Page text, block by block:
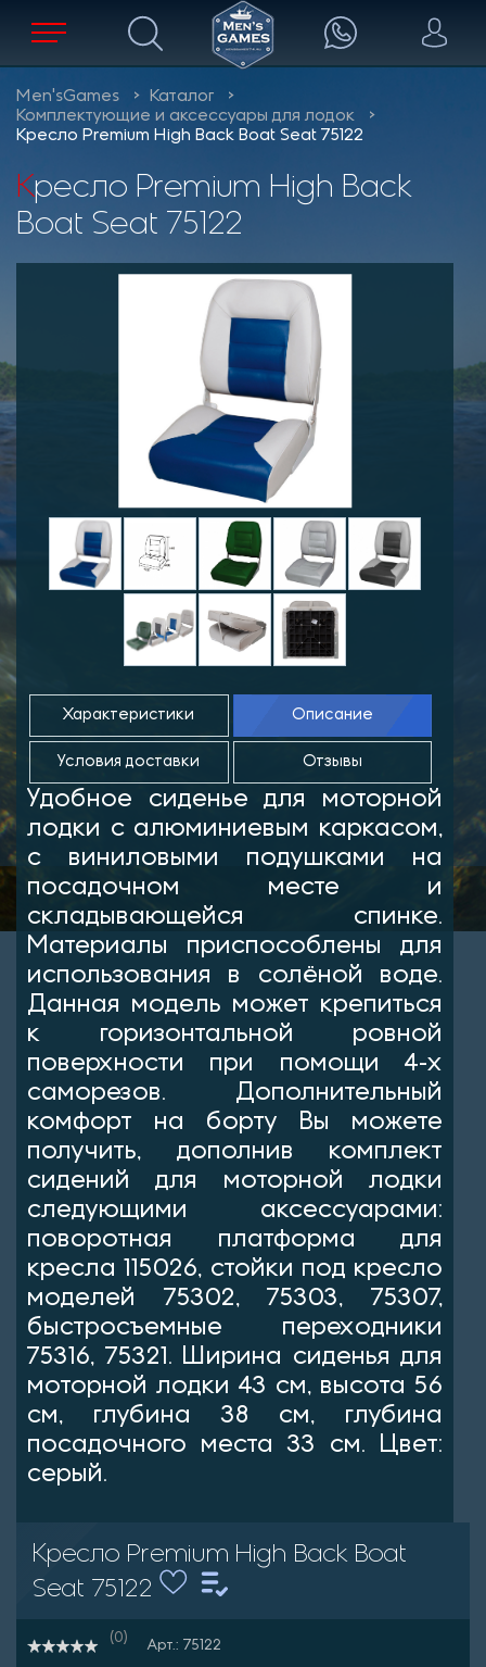
Men'sGames
Каталог
Комплектующие и аксессуары для лодок
Кресло Premium High Back Boat Seat 75122
Кресло Premium High Back
Boat Seat 75122
Характеристики Описание
Условия доставки Отзывы
Удобное сиденье для моторной
лодки с алюминиевым каркасом,
с виниловыми подушками на
посадочном месте и
складывающейся спинке.
Материалы приспособлены для
использования в солёной воде.
Данная модель может крепиться
к горизонтальной ровной
поверхности при помощи 4-х
саморезов. Дополнительный
комфорт на борту Вы можете
получить, дополнив комплект
сидений для моторной лодки
следующими аксессуарами:
поворотная платформа для
кресла 115026, стойки под кресло
моделей 75302, 75303, 75307,
быстросъемные переходники
75316, 75321. Ширина сиденья для
моторной лодки 43 см, высота 56
см, глубина 38 см, глубина
посадочного места 33 см. Цвет:
серый.
Кресло Premium High Back Boat
Seat 75122
(0)
Арт.: 75122